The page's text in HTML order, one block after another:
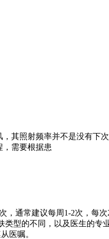
其照射频率并不是没有下
需要根据患
通常建议每周1-2次，每
型的不同，以及医生的
医嘱。